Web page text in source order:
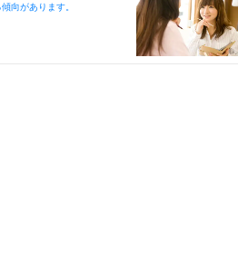
向があります。